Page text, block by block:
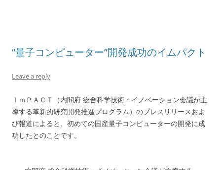
“量子コンピューター”開発成功のイムパクト
Leave a reply
ＩｍＰＡＣＴ（内閣府 総合科学技術・イノベーション会議が主
導する革新的研究開発推進プログラム）のプレスリリースおよ
び報道によると、初めての国産量子コンピューターの開発に成
功したとのことです。